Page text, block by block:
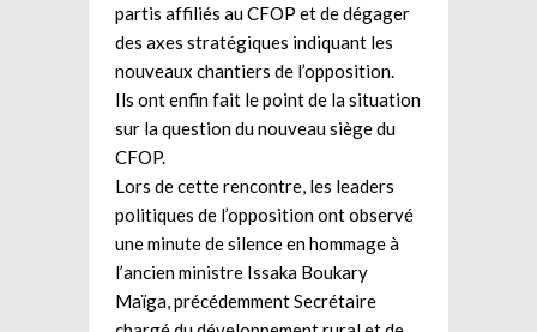
partis affiliés au CFOP et de dégager
des axes stratégiques indiquant les
nouveaux chantiers de l’opposition.
Ils ont enfin fait le point de la situation
sur la question du nouveau siège du
CFOP.
Lors de cette rencontre, les leaders
politiques de l’opposition ont observé
une minute de silence en hommage à
l’ancien ministre Issaka Boukary
Maïga, précédemment Secrétaire